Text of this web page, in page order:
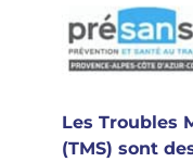
Les Troubles
(TMS) sont